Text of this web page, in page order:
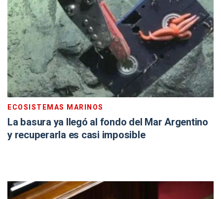
ECOSISTEMAS MARINOS
La basura ya llegó al fondo del Mar Argentino
y recuperarla es casi imposible